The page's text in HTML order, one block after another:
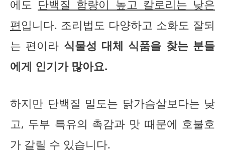
에도 단백질 함량이 높고 칼로리는 낮은
편입니다. 조리법도 다양하고 소화도 잘되
는 편이라 식물성 대체 식품을 찾는 분들
에게 인기가 많아요.
하지만 단백질 밀도는 닭가슴살보다는 낮
고, 두부 특유의 촉감과 맛 때문에 호불호
가 갈릴 수 있습니다.